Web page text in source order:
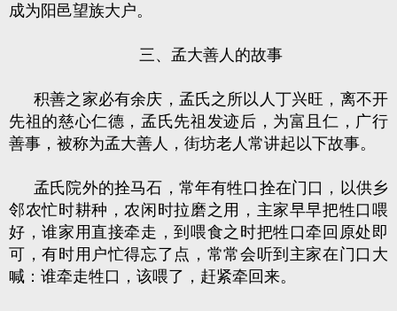
成为阳邑望族大户。
三、孟大善人的故事
积善之家必有余庆，孟氏之所以人丁兴旺，离不开
先祖的慈心仁德，孟氏先祖发迹后，为富且仁，广行
善事，被称为孟大善人，街坊老人常讲起以下故事。
孟氏院外的拴马石，常年有牲口拴在门口，以供乡
邻农忙时耕种，农闲时拉磨之用，主家早早把牲口喂
好，谁家用直接牵走，到喂食之时把牲口牵回原处即
可，有时用户忙得忘了点，常常会听到主家在门口大
喊：谁牵走牲口，该喂了，赶紧牵回来。